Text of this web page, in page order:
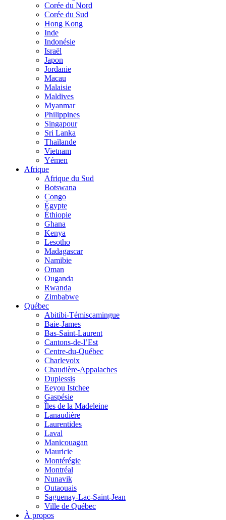
Corée du Nord
Corée du Sud
Hong Kong
Inde
Indonésie
Israël
Japon
Jordanie
Macau
Malaisie
Maldives
Myanmar
Philippines
Singapour
Sri Lanka
Thaïlande
Vietnam
Yémen
Afrique
Afrique du Sud
Botswana
Congo
Égypte
Éthiopie
Ghana
Kenya
Lesotho
Madagascar
Namibie
Oman
Ouganda
Rwanda
Zimbabwe
Québec
Abitibi-Témiscamingue
Baie-James
Bas-Saint-Laurent
Cantons-de-l’Est
Centre-du-Québec
Charlevoix
Chaudière-Appalaches
Duplessis
Eeyou Istchee
Gaspésie
Îles de la Madeleine
Lanaudière
Laurentides
Laval
Manicouagan
Mauricie
Montérégie
Montréal
Nunavik
Outaouais
Saguenay-Lac-Saint-Jean
Ville de Québec
À propos